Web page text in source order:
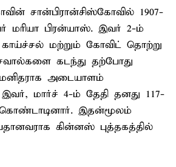
சான்பிரான்சிஸ்கோவில் 1907-
மரியா பிரன்யாஸ். இவர் 2-ம்
மற்றும் கோவிட் தொற்று
கடந்து தற்போது
அடையாளம்
மார்ச் 4-ம் தேதி தனது 117-
இதன்மூலம்
கின்னஸ் புத்தகத்தில்